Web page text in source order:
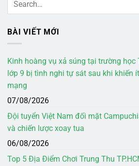
BÀI VIẾT MỚI
Kinh hoàng vụ xả súng tại trường học
lớp 9 bị tình nghi tự sát sau khi khiến
mạng
07/08/2026
Đội tuyển Việt Nam đối mặt
và chiến lược xoay tua
06/08/2026
Top 5 Địa Điểm Chơi Trung Thu